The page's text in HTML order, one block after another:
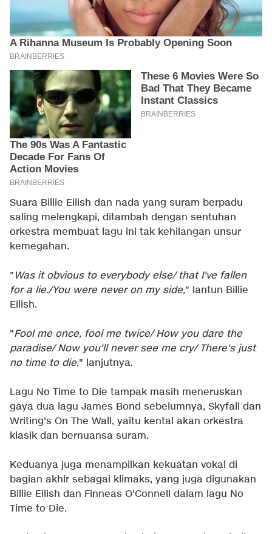
Suara Billie Eilish dan nada yang suram berpadu
saling melengkapi, ditambah dengan sentuhan
orkestra membuat lagu ini tak kehilangan unsur
kemegahan.
"Was it obvious to everybody else/ that I've fallen
for a lie./You were never on my side," lantun Billie
Eilish.
"Fool me once, fool me twice/ How you dare the
paradise/ Now you'll never see me cry/ There's just
no time to die," lanjutnya.
Lagu No Time to Die tampak masih meneruskan
gaya dua lagu James Bond sebelumnya, Skyfall dan
Writing's On The Wall, yaitu kental akan orkestra
klasik dan bernuansa suram.
Keduanya juga menampilkan kekuatan vokal di
bagian akhir sebagai klimaks, yang juga digunakan
Billie Eilish dan Finneas O'Connell dalam lagu No
Time to Die.